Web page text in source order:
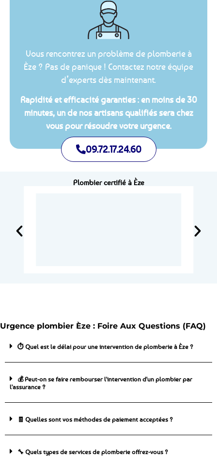
Vous rencontrez un problème de plomberie à
Èze ? Pas de panique ! Contactez notre équipe
d’experts dès maintenant.
Rapidité et efficacité garanties : en moins de 30
minutes, un de nos artisans qualifiés sera chez
vous pour résoudre votre urgence.
09.72.17.24.60
Plombier certifié à Èze
Urgence plombier Èze : Foire Aux Questions (FAQ)
⏱️ Quel est le délai pour une intervention de plomberie à Èze ?
💰 Peut-on se faire rembourser l'intervention d'un plombier par
l'assurance ?
🧾 Quelles sont vos méthodes de paiement acceptées ?
🔧 Quels types de services de plomberie offrez-vous ?